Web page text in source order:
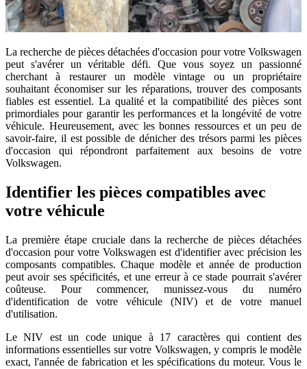
La recherche de pièces détachées d'occasion pour votre Volkswagen
peut s'avérer un véritable défi. Que vous soyez un passionné
cherchant à restaurer un modèle vintage ou un propriétaire
souhaitant économiser sur les réparations, trouver des composants
fiables est essentiel. La qualité et la compatibilité des pièces sont
primordiales pour garantir les performances et la longévité de votre
véhicule. Heureusement, avec les bonnes ressources et un peu de
savoir-faire, il est possible de dénicher des trésors parmi les pièces
d'occasion qui répondront parfaitement aux besoins de votre
Volkswagen.
Identifier les pièces compatibles avec
votre véhicule
La première étape cruciale dans la recherche de pièces détachées
d'occasion pour votre Volkswagen est d'identifier avec précision les
composants compatibles. Chaque modèle et année de production
peut avoir ses spécificités, et une erreur à ce stade pourrait s'avérer
coûteuse. Pour commencer, munissez-vous du numéro
d'identification de votre véhicule (NIV) et de votre manuel
d'utilisation.
Le NIV est un code unique à 17 caractères qui contient des
informations essentielles sur votre Volkswagen, y compris le modèle
exact, l'année de fabrication et les spécifications du moteur. Vous le